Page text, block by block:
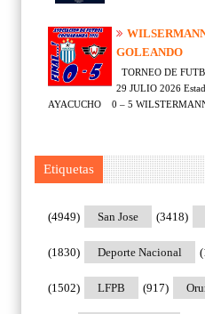
GOLEANDO
TORNEO DE
29 JULIO 2026
AYACUCHO 0 – 5 WILSTERMANN
Etiquetas
San Jose
(4949) (3418)
Deporte Nacional
(1830)
LFPB
(1502) (917)